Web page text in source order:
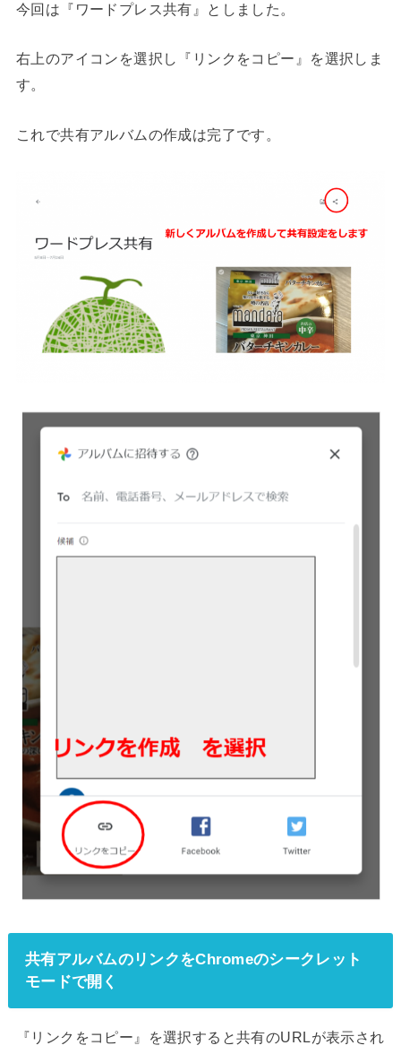
今回は『ワードプレス共有』としました。
右上のアイコンを選択し『リンクをコピー』を選択しま
す。
これで共有アルバムの作成は完了です。
共有アルバムのリンクをChromeのシークレット
モードで開く
『リンクをコピー』を選択すると共有のURLが表示され